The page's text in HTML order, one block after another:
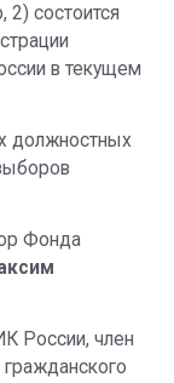
2) состоится
в текущем
должностных
Фонда
России, член